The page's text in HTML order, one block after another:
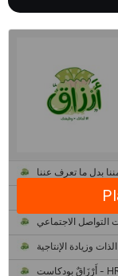
البن